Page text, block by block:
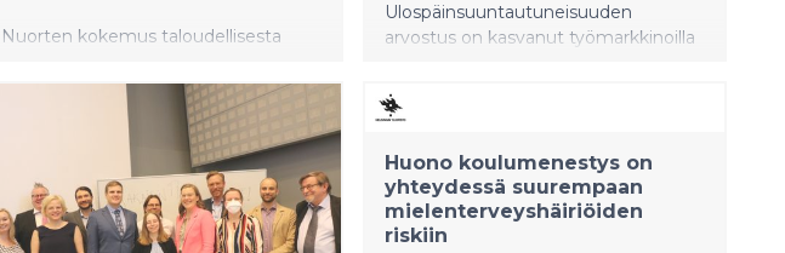
Nuorten kokemus taloudellisesta
kahden vuoden aikana. Erityisesti
laskua on tapahtunut maaseudulla
asuvien nuorten kohdalla. Tämä käy
ilmi NYT Nuorten
tulevaisuusraportista, johon vastasi
noin 5 000 yläkoululaista ja toisen
asteen opiskelijaa eri puolilta Suomea.
Ulospäinsuuntautuneisuuden
arvostus on kasvanut työmarkkinoilla
“Tunnollisuus ja korkea koulutus ovat
säilyttäneet arvostuksensa, mutta
ulospäinsuuntautuneisuus, johon
kuuluvat sosiaalisuus, aktiivisuus ja
energisyys”, kertoo Valtion
taloudellisen tutkimuskeskuksen
Huono koulumenestys on
yhteydessä suurempaan
mielenterveyshäiriöiden
riskiin